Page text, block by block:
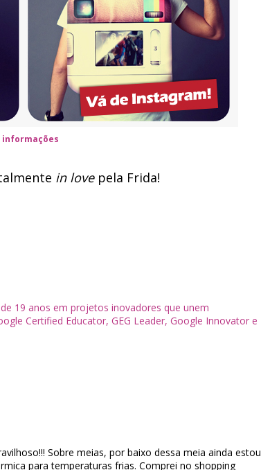
informações
in lovepela Frida!
19 anos em projetos inovadores que unem
Certified Educator, GEG Leader, Google Innovator e
Sobre meias, por baixo dessa meia ainda estou
para temperaturas frias. Comprei no shopping